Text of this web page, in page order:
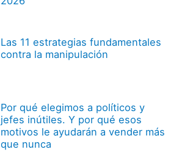
Las 11 estrategias fundamentales
contra la manipulación
Por qué elegimos a políticos y
jefes inútiles. Y por qué esos
motivos le ayudarán a vender más
que nunca